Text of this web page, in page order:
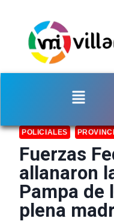
POLICIALES
Fuerzas
allanaron
Pampa de
plena